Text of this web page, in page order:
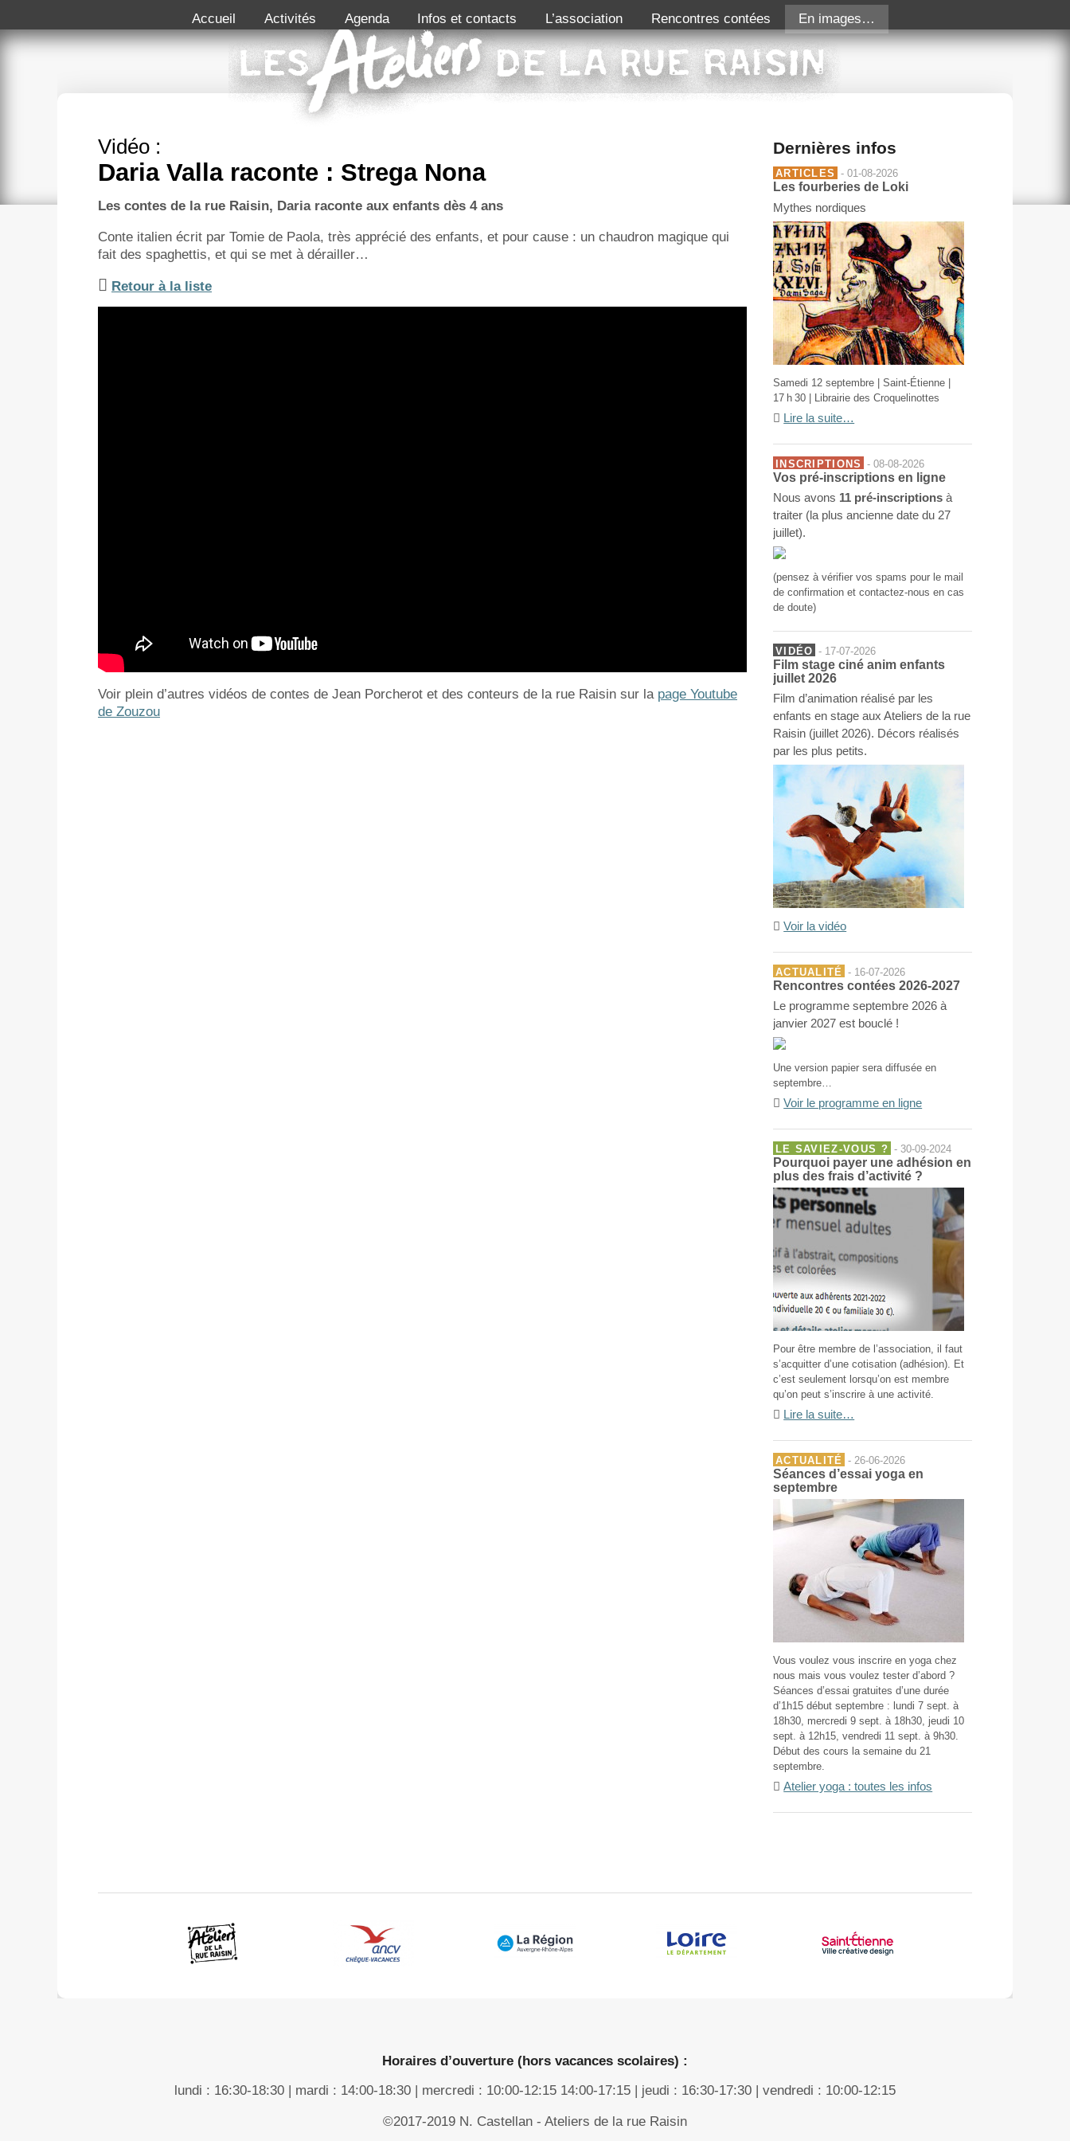
Accueil Activités Agenda Infos et contacts L’association Rencontres contées En images…
Vidéo :
Daria Valla raconte : Strega Nona
Les contes de la rue Raisin, Daria raconte aux enfants dès 4 ans
Conte italien écrit par Tomie de Paola, très apprécié des enfants, et pour cause : un chaudron magique qui
fait des spaghettis, et qui se met à dérailler…
Retour à la liste
Voir plein d’autres vidéos de contes de Jean Porcherot et des conteurs de la rue Raisin sur la page Youtube
de Zouzou
Dernières infos
ARTICLES - 01-08-2026
Les fourberies de Loki
Mythes nordiques
Samedi 12 septembre | Saint-Étienne |
17 h 30 | Librairie des Croquelinottes
Lire la suite…
INSCRIPTIONS - 08-08-2026
Vos pré-inscriptions en ligne
Nous avons 11 pré-inscriptions à
traiter (la plus ancienne date du 27
juillet).
(pensez à vérifier vos spams pour le mail
de confirmation et contactez-nous en cas
de doute)
VIDÉO - 17-07-2026
Film stage ciné anim enfants
juillet 2026
Film d’animation réalisé par les
enfants en stage aux Ateliers de la rue
Raisin (juillet 2026). Décors réalisés
par les plus petits.
Voir la vidéo
ACTUALITÉ - 16-07-2026
Rencontres contées 2026-2027
Le programme septembre 2026 à
janvier 2027 est bouclé !
Une version papier sera diffusée en
septembre…
Voir le programme en ligne
LE SAVIEZ-VOUS ? - 30-09-2024
Pourquoi payer une adhésion en
plus des frais d’activité ?
Pour être membre de l’association, il faut
s’acquitter d’une cotisation (adhésion). Et
c’est seulement lorsqu’on est membre
qu’on peut s’inscrire à une activité.
Lire la suite…
ACTUALITÉ - 26-06-2026
Séances d’essai yoga en
septembre
Vous voulez vous inscrire en yoga chez
nous mais vous voulez tester d’abord ?
Séances d’essai gratuites d’une durée
d’1h15 début septembre : lundi 7 sept. à
18h30, mercredi 9 sept. à 18h30, jeudi 10
sept. à 12h15, vendredi 11 sept. à 9h30.
Début des cours la semaine du 21
septembre.
Atelier yoga : toutes les infos
Horaires d’ouverture (hors vacances scolaires) :
lundi : 16:30-18:30 | mardi : 14:00-18:30 | mercredi : 10:00-12:15 14:00-17:15 | jeudi : 16:30-17:30 | vendredi : 10:00-12:15
©2017-2019 N. Castellan - Ateliers de la rue Raisin